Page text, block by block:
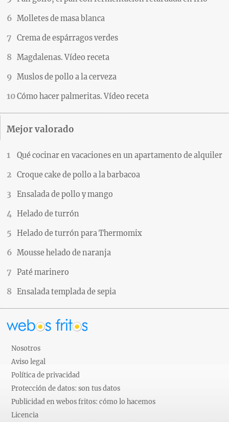
Molletes de masa blanca
Crema de espárragos verdes
Magdalenas. Vídeo receta
Muslos de pollo a la cerveza
Cómo hacer palmeritas. Vídeo receta
Mejor valorado
Qué cocinar en vacaciones en un apartamento de alquiler
Croque cake de pollo a la barbacoa
Ensalada de pollo y mango
Helado de turrón
Helado de turrón para Thermomix
Mousse helado de naranja
Paté marinero
Ensalada templada de sepia
Nosotros
Aviso legal
Política de privacidad
Protección de datos: son tus datos
Publicidad en webos fritos: cómo lo hacemos
Licencia